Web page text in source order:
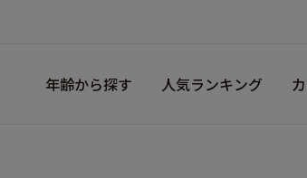
年齢から探す 人気ランキング